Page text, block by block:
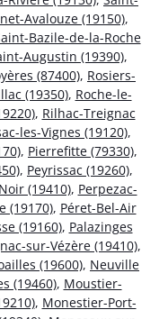
Avalouze (19150),
Bazile-de-la-Roche
Augustin (19390),
(87400), Rosiers-
(19350), Roche-le-
, Rilhac-Treignac
les-Vignes (19120),
, Pierrefitte (79330),
, Peyrissac (19260),
(19410), Perpezac-
(19170), Péret-Bel-Air
(19160), Palazinges
sur-Vézère (19410),
(19600), Neuville
(19460), Moustier-
, Monestier-Port-